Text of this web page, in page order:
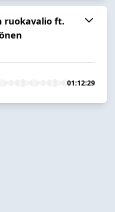
ruokavalio ft.
01:12:29